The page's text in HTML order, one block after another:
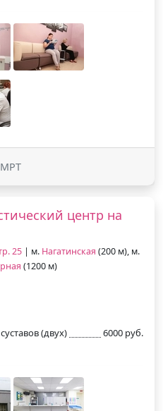
МРТ
центр на
25 | м. Нагатинская (200 м), м.
(1200 м)
(двух)
6000 руб.